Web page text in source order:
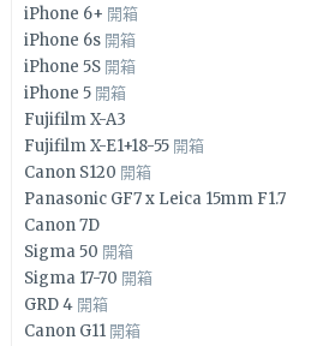
iPhone 6+ 開箱
iPhone 6s 開箱
iPhone 5S 開箱
iPhone 5 開箱
Fujifilm X-A3
Fujifilm X-E1+18-55 開箱
Canon S120 開箱
Panasonic GF7 x Leica 15mm F1.7
Canon 7D
Sigma 50 開箱
Sigma 17-70 開箱
GRD 4 開箱
Canon G11 開箱